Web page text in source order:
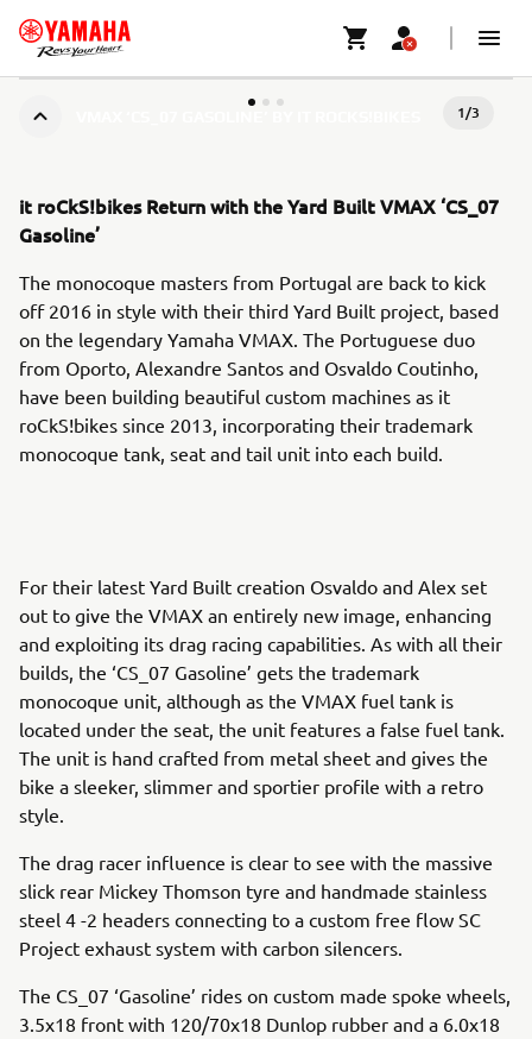
1/3
it roCkS!bikes Return with the Yard Built VMAX ‘CS_07
Gasoline’
The monocoque masters from Portugal are back to kick
off 2016 in style with their third Yard Built project, based
on the legendary Yamaha VMAX. The Portuguese duo
from Oporto, Alexandre Santos and Osvaldo Coutinho,
have been building beautiful custom machines as it
roCkS!bikes since 2013, incorporating their trademark
monocoque tank, seat and tail unit into each build.
For their latest Yard Built creation Osvaldo and Alex set
out to give the VMAX an entirely new image, enhancing
and exploiting its drag racing capabilities. As with all their
builds, the ‘CS_07 Gasoline’ gets the trademark
monocoque unit, although as the VMAX fuel tank is
located under the seat, the unit features a false fuel tank.
The unit is hand crafted from metal sheet and gives the
bike a sleeker, slimmer and sportier profile with a retro
style.
The drag racer influence is clear to see with the massive
slick rear Mickey Thomson tyre and handmade stainless
steel 4 -2 headers connecting to a custom free flow SC
Project exhaust system with carbon silencers.
The CS_07 ‘Gasoline’ rides on custom made spoke wheels,
3.5x18 front with 120/70x18 Dunlop rubber and a 6.0x18